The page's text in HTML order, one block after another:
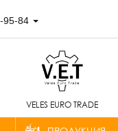
95-84
VELES EURO TRADE